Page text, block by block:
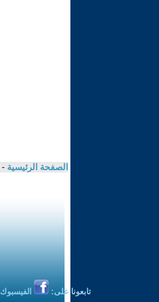
الصفحة الرئيسية -
تابعونا على: الفيسبوك